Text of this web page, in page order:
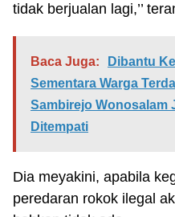
tidak berjualan lagi,’’
Baca Juga:
Dibantu
Sementara Warga
Sambirejo Wonosalam
Ditempati
Dia meyakini, apabila
peredaran rokok ilegal